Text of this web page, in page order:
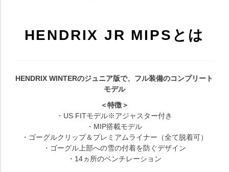
HENDRIX JR MIPSとは
HENDRIX WINTERのジュニア版で、フル装備のコンプリート
モデル
＜特徴＞
・US FITモデル※アジャスター付き
・MIP搭載モデル
・ゴーグルクリップ＆プレミアムライナー（全て脱着可）
・ゴーグル上部への雪の付着を防ぐデザイン
・14ヵ所のベンチレーション